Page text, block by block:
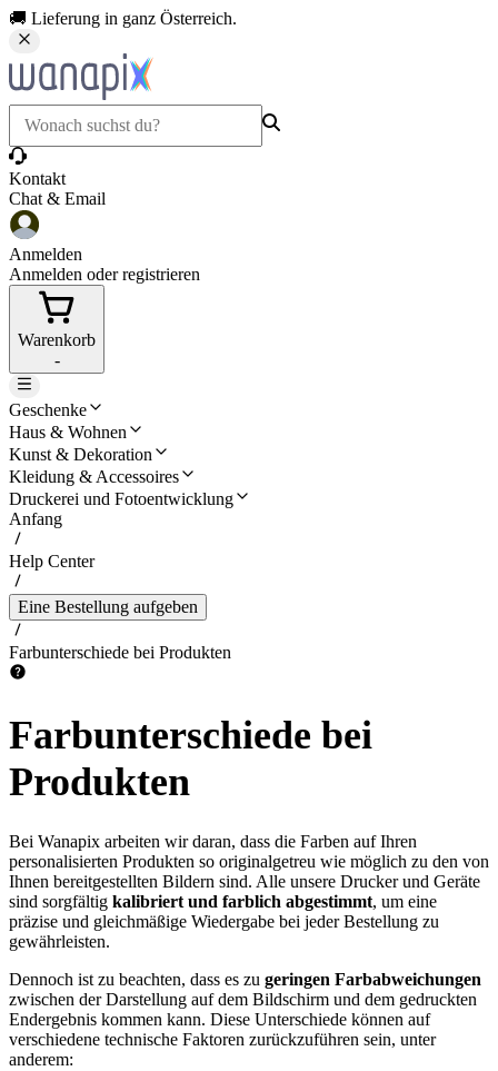
🚚 Lieferung in ganz Österreich.
Kontakt
Chat & Email
Anmelden
Anmelden oder registrieren
Warenkorb
-
Geschenke
Haus & Wohnen
Kunst & Dekoration
Kleidung & Accessoires
Druckerei und Fotoentwicklung
Anfang
Help Center
Eine Bestellung aufgeben
Farbunterschiede bei Produkten
Farbunterschiede bei
Produkten
Bei Wanapix arbeiten wir daran, dass die Farben auf Ihren
personalisierten Produkten so originalgetreu wie möglich zu den von
Ihnen bereitgestellten Bildern sind. Alle unsere Drucker und Geräte
sind sorgfältig kalibriert und farblich abgestimmt, um eine
präzise und gleichmäßige Wiedergabe bei jeder Bestellung zu
gewährleisten.
Dennoch ist zu beachten, dass es zu geringen Farbabweichungen
zwischen der Darstellung auf dem Bildschirm und dem gedruckten
Endergebnis kommen kann. Diese Unterschiede können auf
verschiedene technische Faktoren zurückzuführen sein, unter
anderem: